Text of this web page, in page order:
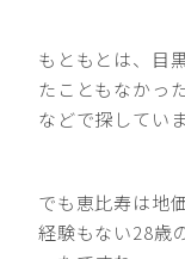
もともとは、目
たこともなかっ
などで探してい
でも恵比寿は地
経験もない28歳